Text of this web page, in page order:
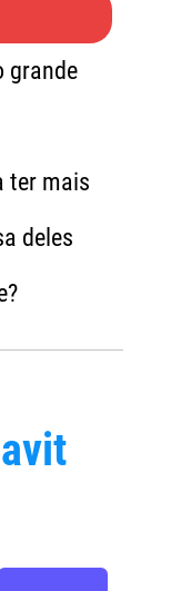
grande
ter mais
deles